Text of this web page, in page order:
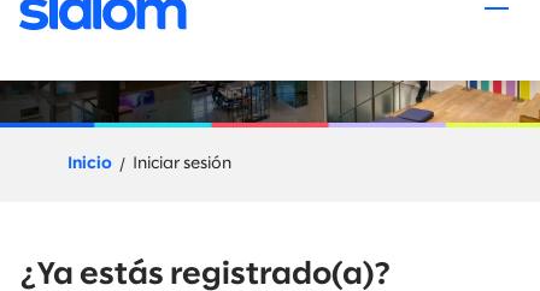
Inicio Iniciar sesión
¿Ya estás registrado(a)?